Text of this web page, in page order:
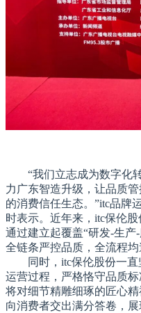
“我们立志成为数字化
力广东智造升级，让品质
的消费信任生态。”itc品牌
时表示。近年来，itc保伦
通过建立起覆盖“研发-生产
全链条严控品质，全流程均
同时，itc保伦股份一
运营过程，严格恪守品质
将对细节精雕细琢的匠心
向消费者交出满分答卷，